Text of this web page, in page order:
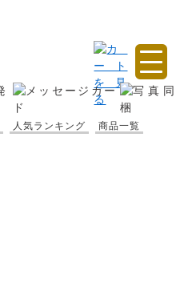
人気ランキング 商品一覧